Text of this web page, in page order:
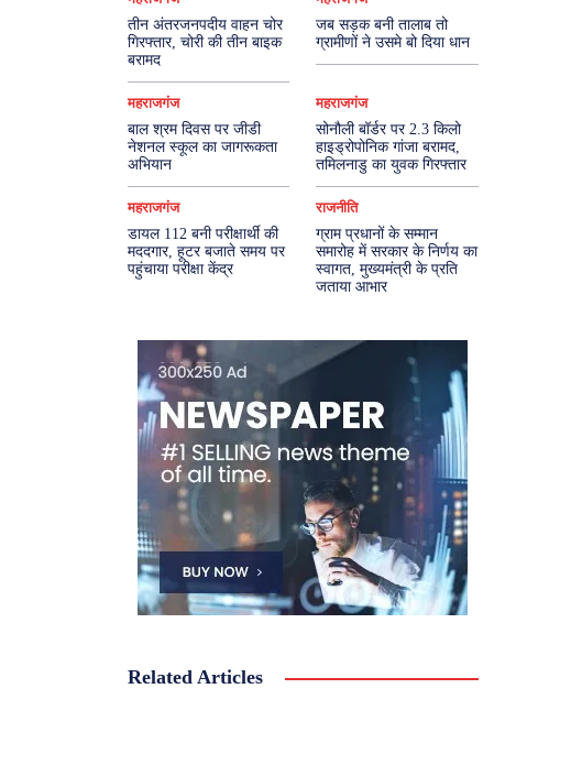
तीन अंतरजनपदीय वाहन चोर
गिरफ्तार, चोरी की तीन बाइक
बरामद
जब सड़क बनी तालाब तो
ग्रामीणों ने उसमे बो दिया धान
महराजगंज
बाल श्रम दिवस पर जीडी
नेशनल स्कूल का जागरूकता
अभियान
महराजगंज
सोनौली बॉर्डर पर 2.3 किलो
हाइड्रोपोनिक गांजा बरामद,
तमिलनाडु का युवक गिरफ्तार
महराजगंज
डायल 112 बनी परीक्षार्थी की
मददगार, हूटर बजाते समय पर
पहुंचाया परीक्षा केंद्र
राजनीति
ग्राम प्रधानों के सम्मान
समारोह में सरकार के निर्णय का
स्वागत, मुख्यमंत्री के प्रति
जताया आभार
Related Articles